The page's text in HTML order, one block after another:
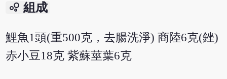
bubble_chart 組成
鯉魚1頭(重500克，去腸洗淨) 商陸6克(銼)
赤小豆18克 紫蘇莖葉6克